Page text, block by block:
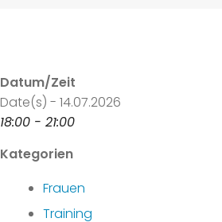
Datum/Zeit
Date(s) - 14.07.2026
18:00 - 21:00
Kategorien
Frauen
Training